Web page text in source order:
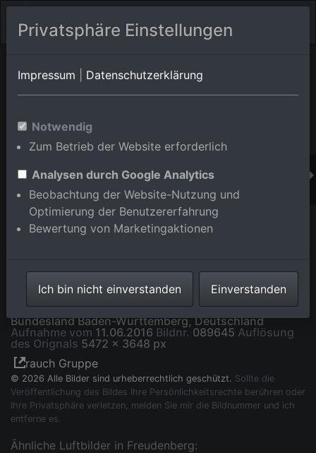
Orts-Album von Freudenberg
Württemberg,Deutschland
Im Shop bestellen
Rauch Möbelwerke GmbH in Freudenberg im
Bundesland Baden-Württemberg, Deutschland
Aufnahme vom 11.06.2016 Bildnr. 089645 Auflösung
des Orignals 5472 x 3648 px
rauch Gruppe
© 2026 Alle Bilder sind urheberrechtlich geschützt. Sollte die
Veröffentlichung des Bildes Ihre Persönlichkeitsrechte berühren oder
Ihre Privatsphäre verletzen, melden Sie mir die Bildnummer und ich
entferne es.
Ähnliche Luftbilder in Freudenberg:
Privatsphäre Einstellungen
Impressum Datenschutzerklärung
Notwendig
Zum Betrieb der Website erforderlich
Analysen durch Google Analytics
Beobachtung der Website-Nutzung und
Optimierung der Benutzererfahrung
Bewertung von Marketingaktionen
Ich bin nicht einverstanden Einverstanden